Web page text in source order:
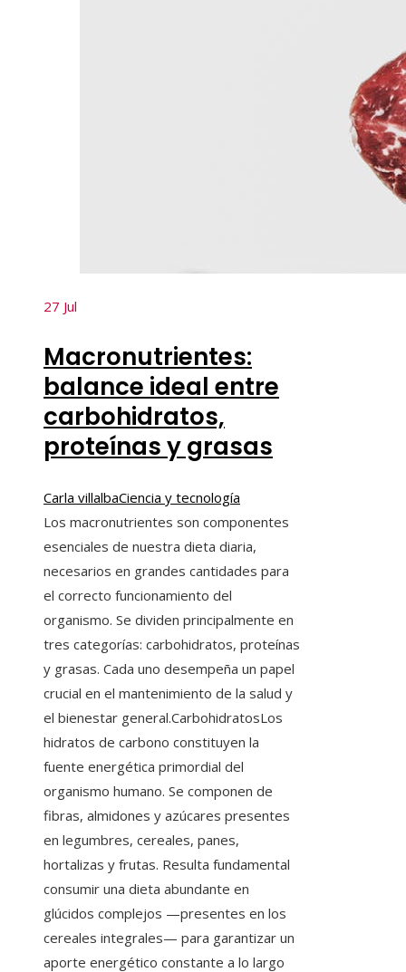
27 Jul
Macronutrientes:
balance ideal entre
carbohidratos,
proteínas y grasas
Carla villalbaCiencia y tecnología
Los macronutrientes son componentes
esenciales de nuestra dieta diaria,
necesarios en grandes cantidades para
el correcto funcionamiento del
organismo. Se dividen principalmente en
tres categorías: carbohidratos, proteínas
y grasas. Cada uno desempeña un papel
crucial en el mantenimiento de la salud y
el bienestar general.CarbohidratosLos
hidratos de carbono constituyen la
fuente energética primordial del
organismo humano. Se componen de
fibras, almidones y azúcares presentes
en legumbres, cereales, panes,
hortalizas y frutas. Resulta fundamental
consumir una dieta abundante en
glúcidos complejos —presentes en los
cereales integrales— para garantizar un
aporte energético constante a lo largo